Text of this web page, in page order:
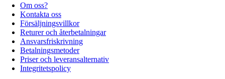
Om oss?
Kontakta oss
Försäljningsvillkor
Returer och återbetalningar
Ansvarsfriskrivning
Betalningsmetoder
Priser och leveransalternativ
Integritetspolicy